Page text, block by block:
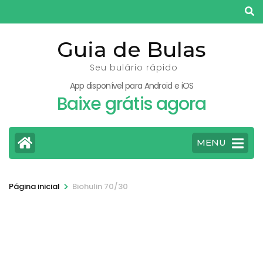
para
Guia de Bulas
Seu bulário rápido
App disponível para Android e iOS
Baixe grátis agora
MENU
Página inicial > Biohulin 70/30